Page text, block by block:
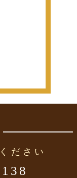
ださい